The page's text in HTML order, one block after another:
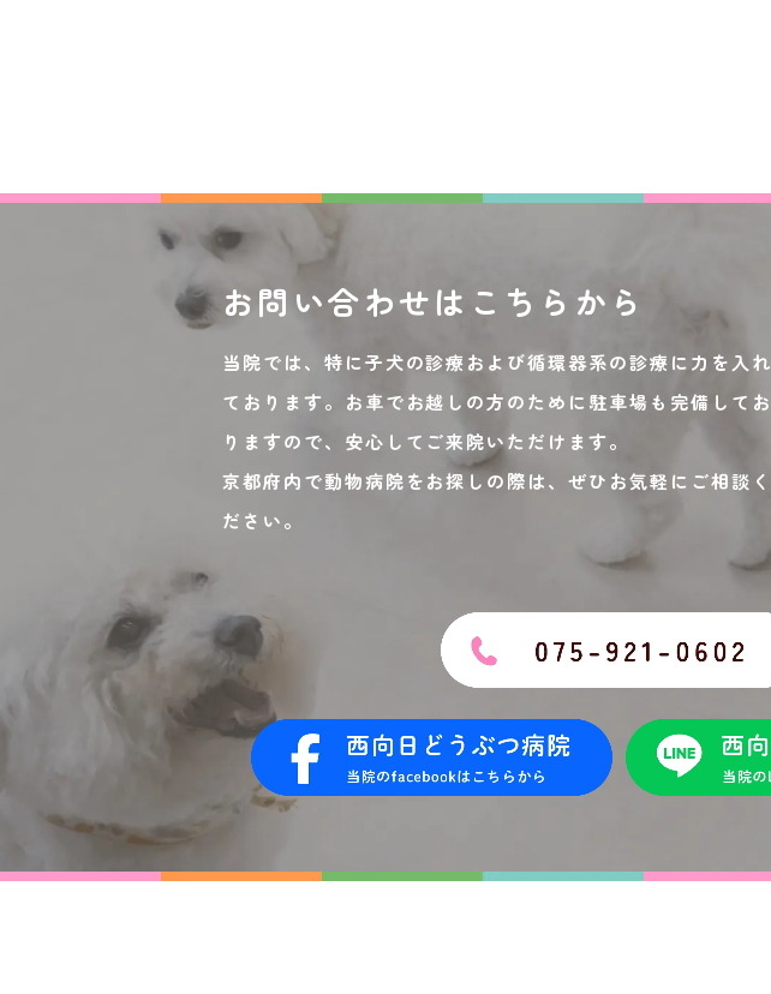
お問い合わせは こちらから
当院では、特に子犬の診療および循環器系の診療に力を入れ
ております。お車でお越しの方のために駐車場も完備してお
りますので、安心してご来院いただけます。
京都府内で動物病院をお探しの際は、ぜひお気軽にご相談く
ださい。